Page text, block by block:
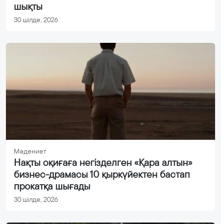
шықты
30 шілде, 2026
Мәдениет
Нақты оқиғаға негізделген «Қара алтын»
бизнес-драмасы 10 қыркүйектен бастап
прокатқа шығады
30 шілде, 2026